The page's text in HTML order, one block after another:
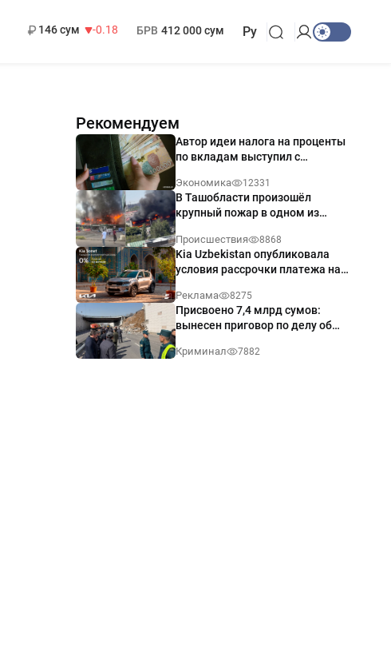
146 сум
-0.18
БРВ 412 000 сум Ру
Рекомендуем
Автор идеи налога на проценты
по вкладам выступил с
Экономика 12331
В Ташобласти произошёл
крупный пожар в одном из
Происшествия 8868
Kia Uzbekistan опубликовала
условия рассрочки платежа на
годовых
Реклама 8275
Присвоено 7,4 млрд сумов:
вынесен приговор по делу об
Ташкенте
Криминал 7882